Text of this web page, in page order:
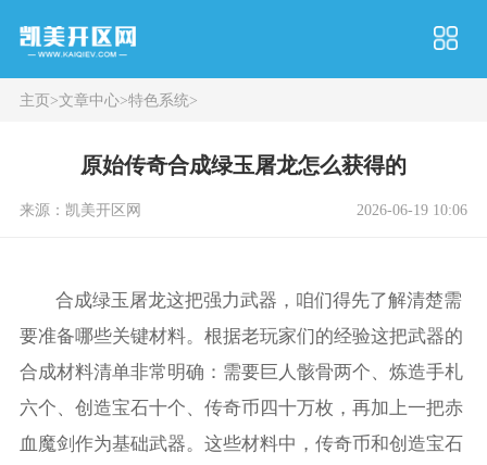
主页>文章中心>特色系统>
原始传奇合成绿玉屠龙怎么获得的
来源：凯美开区网 2026-06-19 10:06
合成绿玉屠龙这把强力武器，咱们得先了解清楚需
要准备哪些关键材料。根据老玩家们的经验这把武器的
合成材料清单非常明确：需要巨人骸骨两个、炼造手札
六个、创造宝石十个、传奇币四十万枚，再加上一把赤
血魔剑作为基础武器。这些材料中，传奇币和创造宝石